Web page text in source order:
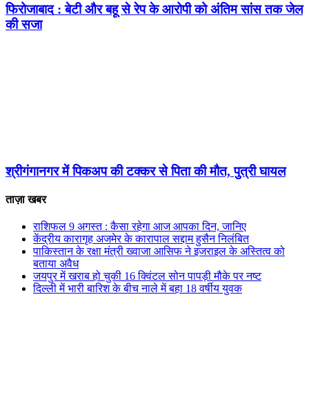
फिरोजाबाद : बेटी और बहू से रेप के आरोपी को अंतिम सांस तक जेल
की सजा
श्रीगंगानगर में पिकअप की टक्कर से पिता की मौत, पुत्री घायल
ताज़ा खबर
राशिफल 9 अगस्त : कैसा रहेगा आज आपका दिन, जानिए
केंद्रीय कारागृह अजमेर के कारापाल सद्दाम हुसैन निलंबित
पाकिस्तान के रक्षा मंत्री ख्वाजा आसिफ ने इजराइल के अस्तित्व को
बताया अवैध
जयपुर में खराब हो चुकी 16 क्विंटल सोन पापड़ी मौके पर नष्ट
दिल्ली में भारी बारिश के बीच नाले में बहा 18 वर्षीय युवक